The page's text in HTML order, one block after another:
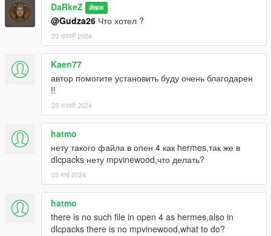
DaRkeZ लेखक
@Gudza26 Что хотел ?
23 फरवरी 2024
Kaen77
автор помогите установить буду очень благодарен
!!
28 फरवरी 2024
hatmo
нету такого файла в опен 4 как hermes,так же в
dlcpacks нету mpvinewood,что делать?
05 मार्च 2024
hatmo
there is no such file in open 4 as hermes,also in
dlcpacks there is no mpvinewood,what to do?